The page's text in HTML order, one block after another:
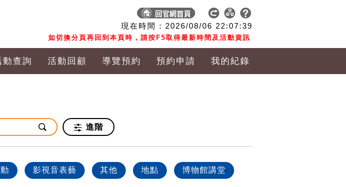
現在時間 : 2026/08/06 22:07:40
如切換分頁再回到本頁時，請按F5取得最新時間及活動資訊
動查詢 活動回顧 導覽預約 預約申請 我的紀錄
進階
影視音表藝 其他 地點 博物館講堂